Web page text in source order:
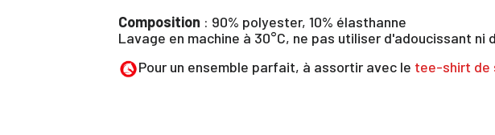
Composition : 90% polyester, 10% élasthanne
Lavage en machine à 30°C, ne pas utiliser d'adoucissant ni
Pour un ensemble parfait, à assortir avec le tee-shirt de